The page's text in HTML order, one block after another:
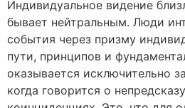
Индивидуальное видение
бывает нейтральным. Люди
события через призму
пути, принципов и
оказывается исключительно
когда говорится о